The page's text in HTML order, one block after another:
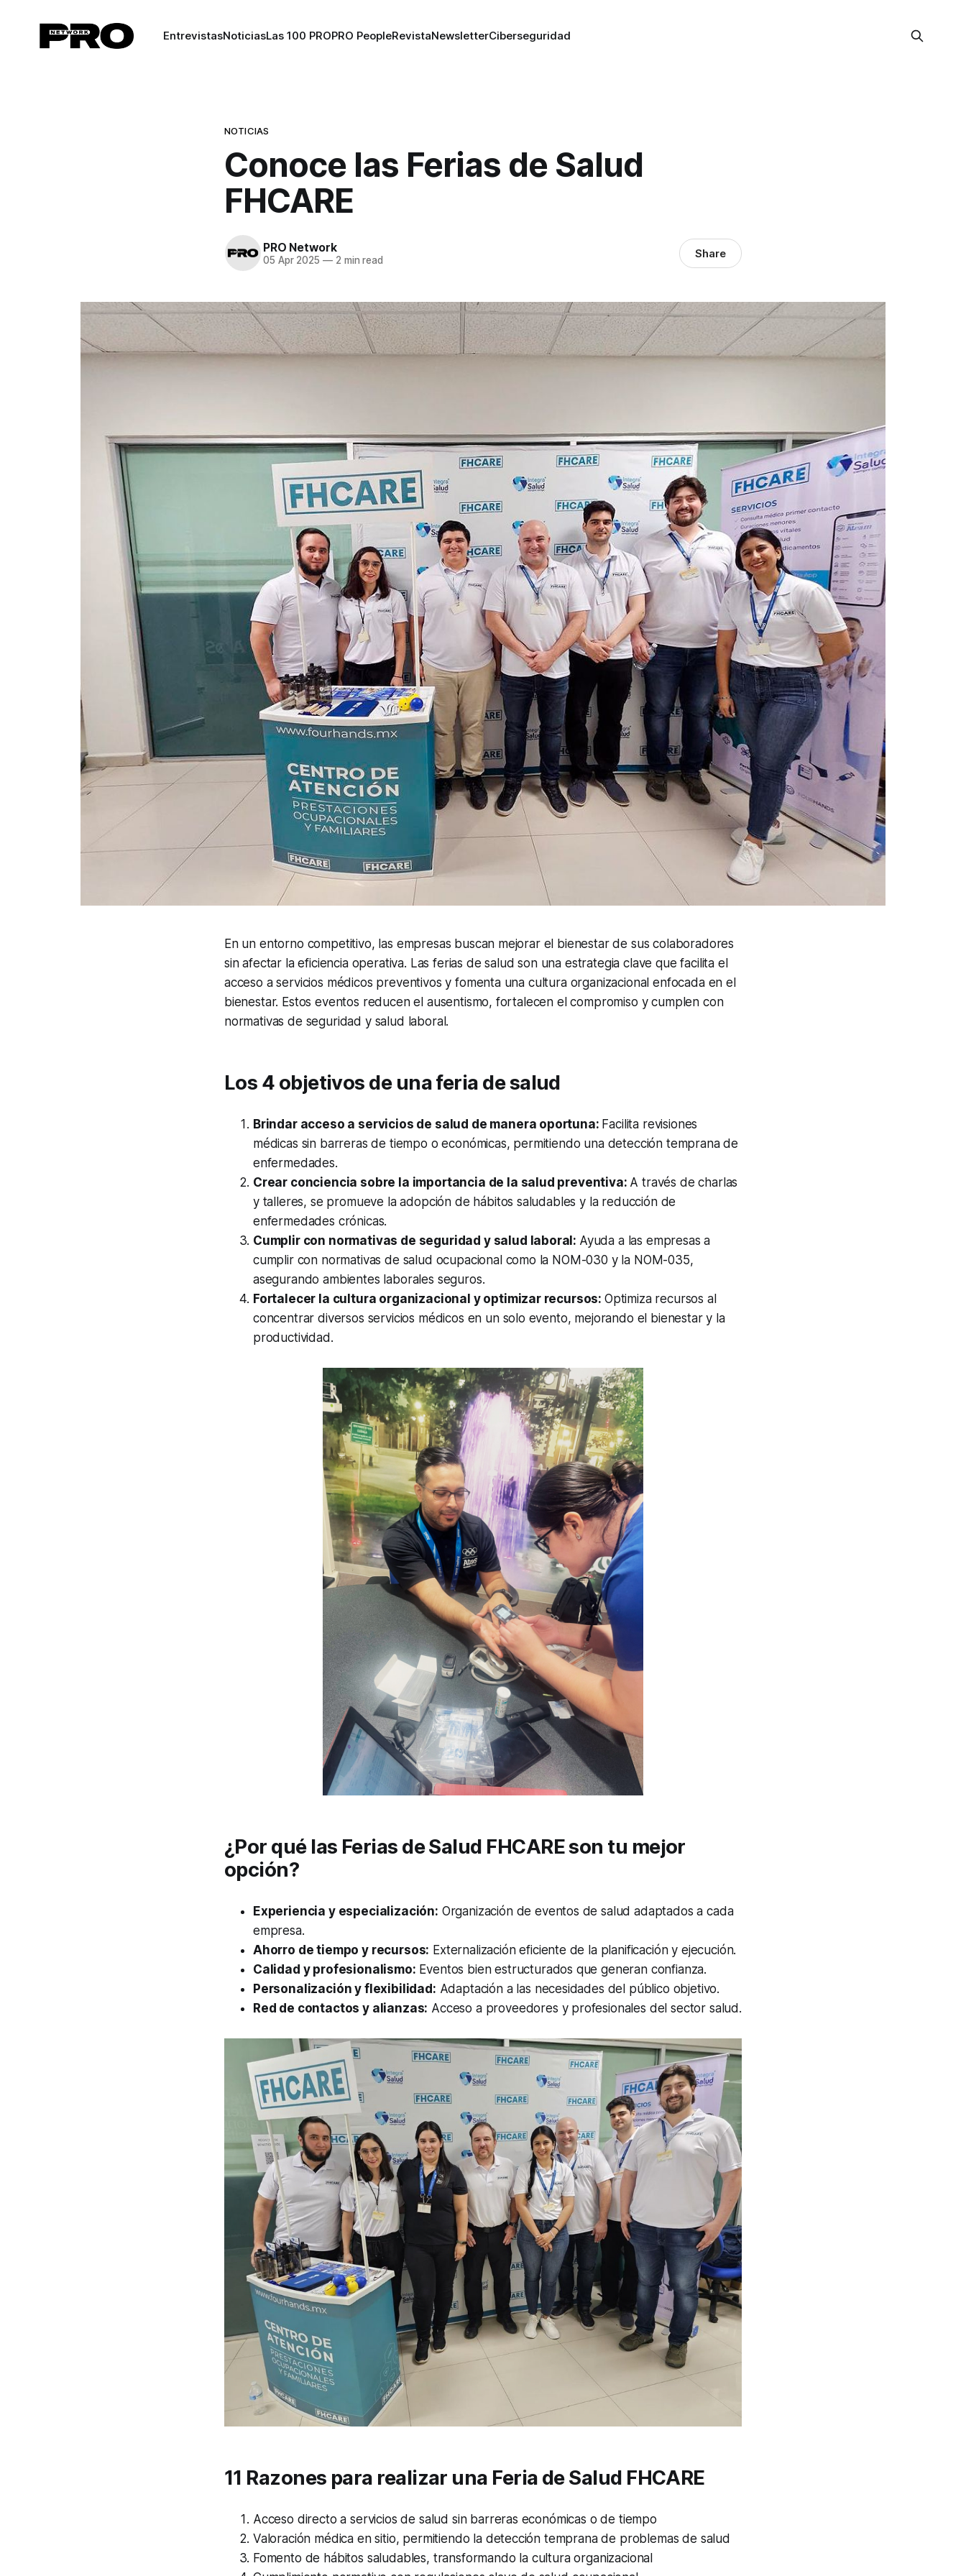
EntrevistasNoticiasLas 100 PROPRO PeopleRevistaNewsletterCiberseguridad
NOTICIAS
Conoce las Ferias de Salud
FHCARE
PRO Network
05 Apr 2025 —2 min read Share
En un entorno competitivo, las empresas buscan mejorar el bienestar de sus colaboradores
sin afectar la eficiencia operativa. Las ferias de salud son una estrategia clave que facilita el
acceso a servicios médicos preventivos y fomenta una cultura organizacional enfocada en el
bienestar. Estos eventos reducen el ausentismo, fortalecen el compromiso y cumplen con
normativas de seguridad y salud laboral.
Los 4 objetivos de una feria de salud
Brindar acceso a servicios de salud de manera oportuna: Facilita revisiones
médicas sin barreras de tiempo o económicas, permitiendo una detección temprana de
enfermedades.
Crear conciencia sobre la importancia de la salud preventiva: A través de charlas
y talleres, se promueve la adopción de hábitos saludables y la reducción de
enfermedades crónicas.
Cumplir con normativas de seguridad y salud laboral: Ayuda a las empresas a
cumplir con normativas de salud ocupacional como la NOM-030 y la NOM-035,
asegurando ambientes laborales seguros.
Fortalecer la cultura organizacional y optimizar recursos: Optimiza recursos al
concentrar diversos servicios médicos en un solo evento, mejorando el bienestar y la
productividad.
¿Por qué las Ferias de Salud FHCARE son tu mejor
opción?
Experiencia y especialización: Organización de eventos de salud adaptados a cada
empresa.
Ahorro de tiempo y recursos: Externalización eficiente de la planificación y ejecución.
Calidad y profesionalismo: Eventos bien estructurados que generan confianza.
Personalización y flexibilidad: Adaptación a las necesidades del público objetivo.
Red de contactos y alianzas: Acceso a proveedores y profesionales del sector salud.
11 Razones para realizar una Feria de Salud FHCARE
Acceso directo a servicios de salud sin barreras económicas o de tiempo
Valoración médica en sitio, permitiendo la detección temprana de problemas de salud
Fomento de hábitos saludables, transformando la cultura organizacional